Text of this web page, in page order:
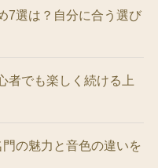
7選は？自分に合う選び
者でも楽しく続ける上
の魅力と音色の違いを